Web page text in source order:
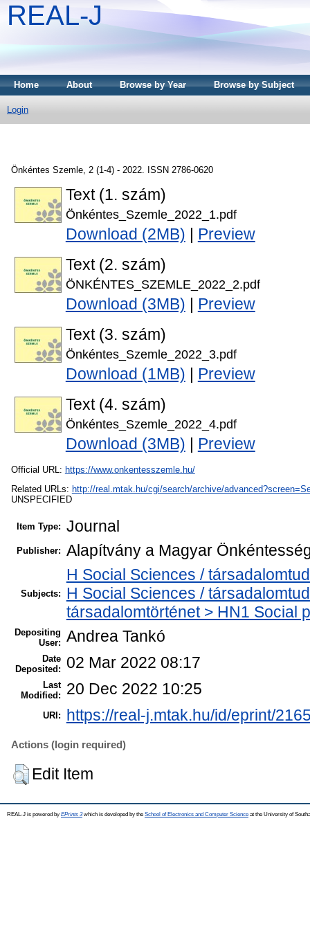
REAL-J
Home About Browse by Year Browse by Subject
Login
Önkéntes Szemle, 2 (1-4) - 2022. ISSN 2786-0620
Text (1. szám)
Önkéntes_Szemle_2022_1.pdf
Download (2MB)
Preview
Text (2. szám)
ÖNKÉNTES_SZEMLE_2022_2.pdf
Download (3MB)
Preview
Text (3. szám)
Önkéntes_Szemle_2022_3.pdf
Download (1MB)
Preview
Text (4. szám)
Önkéntes_Szemle_2022_4.pdf
Download (3MB) Preview
Official URL: https://www.onkentesszemle.hu/
Related URLs: http://real.mtak.hu/cgi/search/archive/
UNSPECIFIED
Item Type: Journal
Publisher: Alapítvány a Magyar
Subjects:
H Social Sciences /
H Social Sciences /
társadalomtörténet > HN1 Social
Depositing
User: Andrea Tankó
Date
Deposited:
02 Mar 2022 08:17
Last
Modified:
20 Dec 2022 10:25
URI: https://real-j.mtak.hu/id/eprint/
Actions (login required)
Edit Item
REAL-J is powered by EPrints 3which is developed by the School of Electronics and Computer Science at the University of